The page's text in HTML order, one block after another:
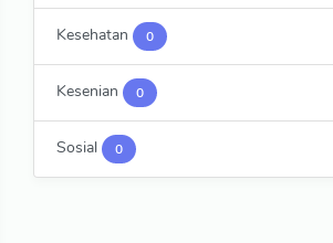
Kesehatan 0
Kesenian 0
Sosial 0